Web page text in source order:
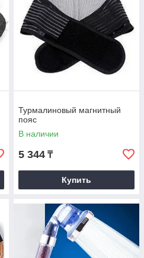
Турмалиновый магнитный
пояс
В наличии
5 344 ₸
Купить